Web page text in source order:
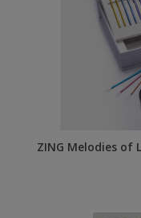
ZING Melodies of